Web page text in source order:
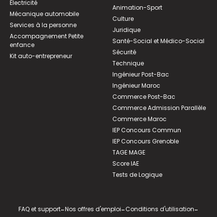
Électricité
Mécanique automobile
Services à la personne
Accompagnement Petite
enfance
Kit auto-entrepreneur
Animation-Sport
Culture
Juridique
Santé-Social et Médico-Social
Sécurité
Technique
Ingénieur Post-Bac
Ingénieur Maroc
Commerce Post-Bac
Commerce Admission Parallèle
Commerce Maroc
IEP Concours Commun
IEP Concours Grenoble
TAGE MAGE
Score IAE
Tests de Logique
FAQ et support-Nos offres d'emploi-Conditions d'utilisation-